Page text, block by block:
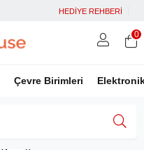
HEDİYE REHBERİ
Çevre Birimleri
0